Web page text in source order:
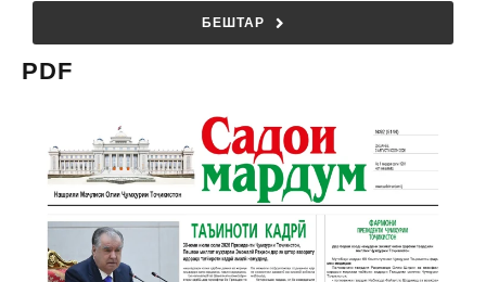
БЕШТАР
PDF